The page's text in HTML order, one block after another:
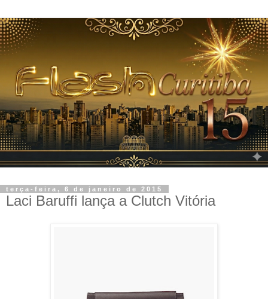
terça-feira, 6 de janeiro de 2015
Laci Baruffi lança a Clutch Vitória